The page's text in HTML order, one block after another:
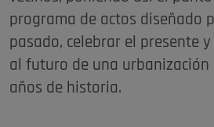
programa de actos diseñado
pasado, celebrar el presente
al futuro de una urbanización
años de historia.